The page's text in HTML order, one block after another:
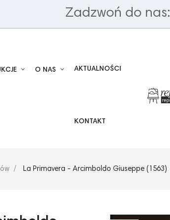
Zadzwoń do nas:
O NAS AKTUALNOŚCI
KONTAKT
La Primavera - Arcimboldo Giuseppe (1563)